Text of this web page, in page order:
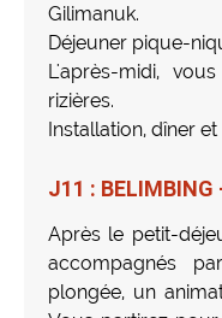
Gilimanuk.
Déjeuner pique-
L'après-midi,
rizières.
Installation, dîner et
J11 : BELIMBING
Après le petit-
accompagnés
plongée, un